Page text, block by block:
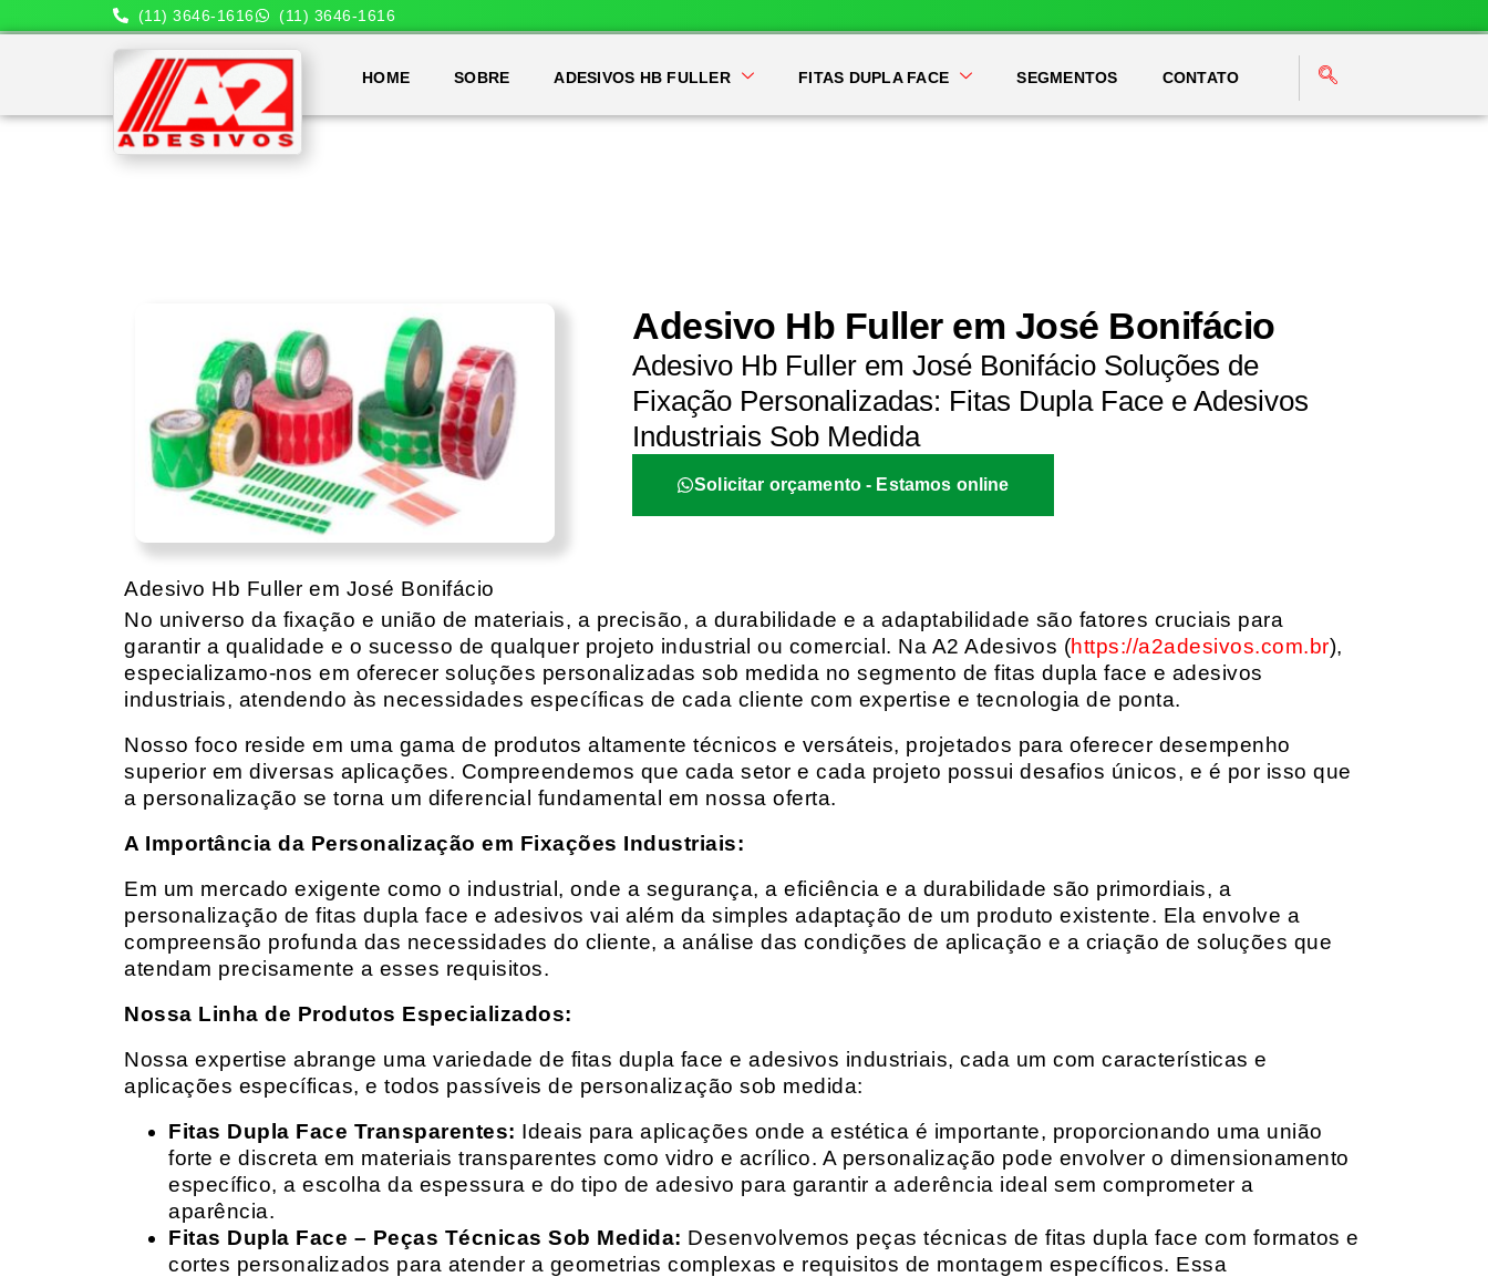
(11) 3646-1616 (11) 3646-1616
HOME SOBRE ADESIVOS HB FULLER FITAS DUPLA FACE SEGMENTOS CONTATO
Adesivo Hb Fuller em José Bonifácio
Adesivo Hb Fuller em José Bonifácio Soluções de
Fixação Personalizadas: Fitas Dupla Face e Adesivos
Industriais Sob Medida
Solicitar orçamento - Estamos online
Adesivo Hb Fuller em José Bonifácio
No universo da fixação e união de materiais, a precisão, a durabilidade e a adaptabilidade são fatores cruciais para
garantir a qualidade e o sucesso de qualquer projeto industrial ou comercial. Na A2 Adesivos (https://a2adesivos.com.br),
especializamo-nos em oferecer soluções personalizadas sob medida no segmento de fitas dupla face e adesivos
industriais, atendendo às necessidades específicas de cada cliente com expertise e tecnologia de ponta.
Nosso foco reside em uma gama de produtos altamente técnicos e versáteis, projetados para oferecer desempenho
superior em diversas aplicações. Compreendemos que cada setor e cada projeto possui desafios únicos, e é por isso que
a personalização se torna um diferencial fundamental em nossa oferta.
A Importância da Personalização em Fixações Industriais:
Em um mercado exigente como o industrial, onde a segurança, a eficiência e a durabilidade são primordiais, a
personalização de fitas dupla face e adesivos vai além da simples adaptação de um produto existente. Ela envolve a
compreensão profunda das necessidades do cliente, a análise das condições de aplicação e a criação de soluções que
atendam precisamente a esses requisitos.
Nossa Linha de Produtos Especializados:
Nossa expertise abrange uma variedade de fitas dupla face e adesivos industriais, cada um com características e
aplicações específicas, e todos passíveis de personalização sob medida:
Fitas Dupla Face Transparentes: Ideais para aplicações onde a estética é importante, proporcionando uma união
forte e discreta em materiais transparentes como vidro e acrílico. A personalização pode envolver o dimensionamento
específico, a escolha da espessura e do tipo de adesivo para garantir a aderência ideal sem comprometer a
aparência.
Fitas Dupla Face – Peças Técnicas Sob Medida: Desenvolvemos peças técnicas de fitas dupla face com formatos e
cortes personalizados para atender a geometrias complexas e requisitos de montagem específicos. Essa